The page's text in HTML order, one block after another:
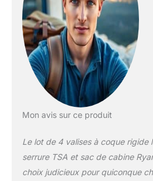
30 cm,
sac de
(40 x
cm). 5
Que
court
ou de
rigide
offrant
Mon avis sur ce produit
Le lot de 4 valises à coque rigide
serrure TSA et sac de cabine
choix judicieux pour quiconque